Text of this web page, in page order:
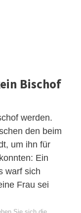
Bischof
werden.
den beim
um ihn für
Ein
warf sich
Frau sei